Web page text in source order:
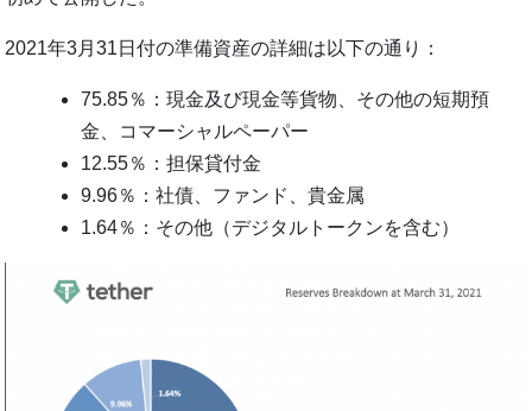
2021年3月31日付の準備資産の詳細は以下の通り：
75.85％：現金及び現金等貨物、その他の短期預
金、コマーシャルペーパー
12.55％：担保貸付金
9.96％：社債、ファンド、貴金属
1.64％：その他（デジタルトークンを含む）